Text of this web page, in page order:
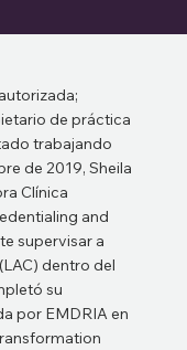
de práctica
trabajando
de 2019, Sheila
Clínica
and
supervisar a
dentro del
su
por EMDRIA en